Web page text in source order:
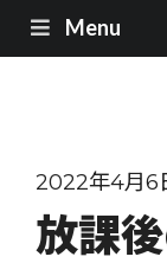
Menu
2022年4月6
放課